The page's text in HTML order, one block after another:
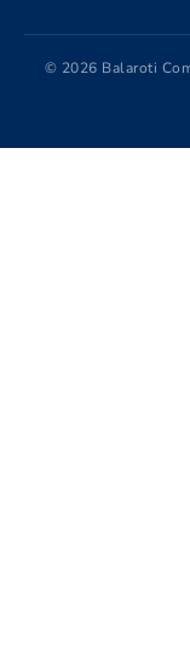
© 2026 Balaroti